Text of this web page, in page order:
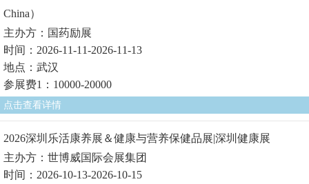
China）
主办方：国药励展
时间：2026-11-11-2026-11-13
地点：武汉
参展费1：10000-20000
点击查看详情
2026深圳乐活康养展＆健康与营养保健品展|深圳健康展
主办方：世博威国际会展集团
时间：2026-10-13-2026-10-15